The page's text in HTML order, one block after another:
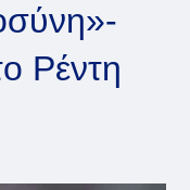
Ρέντη